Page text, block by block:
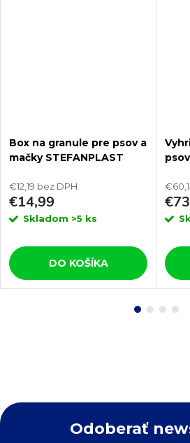
Box na granule pre psov a
mačky STEFANPLAST
€12,19 bez DPH
€14,99
Skladom >5 ks
DO KOŠÍKA
Odoberať